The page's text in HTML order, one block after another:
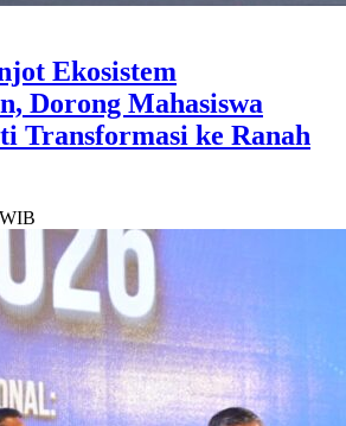
Ekosistem
Dorong Mahasiswa
Transformasi ke Ranah